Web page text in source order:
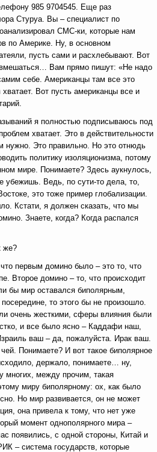
985 9704545. Еще раз
Стуруа. Вы – специалист по
СМС-ки, которые нам
по Америке. Ну, в основном
пусть сами и расхлебывают. Вот
Вам прямо пишут: «Не надо
себе. Американцы там все это
Вот пусть американцы все и
я полностью подписываюсь под
хватает. Это в действительности
нужно. Это правильно. Но это отнюдь
политику изоляционизма, потому
мире. Понимаете? Здесь аукнулось,
убежишь. Ведь, по сути-то дела, то,
это тоже пример глобализации.
Кстати, я должен сказать, что мы
Знаете, когда? Когда распался
же?
первым домино было – это то, что
Второе домино – то, что происходит
бы мир оставался биполярным,
то этого бы не произошло.
очень жесткими, сферы влияния были
и все было ясно – Каддафи наш,
ваш – да, пожалуйста. Ирак ваш.
Понимаете? И вот такое биполярное
держало, понимаете… ну,
многих, между прочим, такая
миру биполярному: ох, как было
Но мир развивается, он не может
она привела к тому, что нет уже
момент однополярного мира –
появились, с одной стороны, Китай и
– система государств, которые